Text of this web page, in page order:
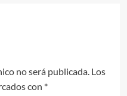
no será publicada. Los
con *